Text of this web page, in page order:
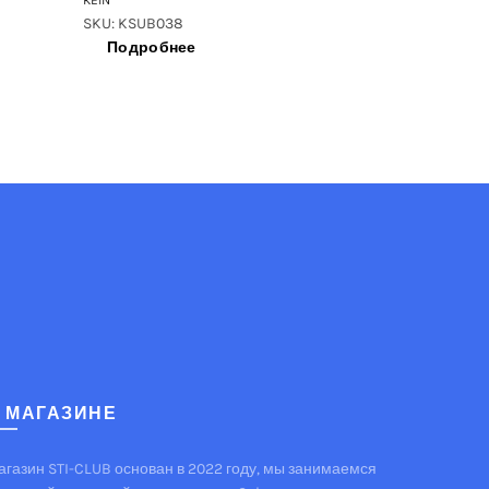
SKU: KSUB038
Подробнее
МАГАЗИНЕ
STI-CLUB основан в 2022 году, мы занимаемся